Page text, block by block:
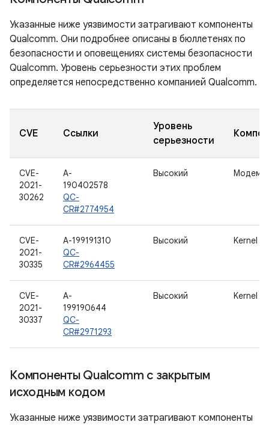
Указанные ниже уязвимости затрагивают компоненты
Qualcomm. Они подробнее описаны в бюллетенях по
безопасности и оповещениях системы безопасности
Qualcomm. Уровень серьезности этих проблем
определяется непосредственно компанией Qualcomm.
CVE Ссылки
Уровень
серьезности
CVE-
2021-
30262
A-
190402578
QC-
CR#2774954
Высокий Модем
CVE-
2021-
30335
A-199191310
QC-
CR#2964455
Высокий Kernel
CVE-
2021-
30337
A-
199190644
QC-
CR#2971293
Высокий Kernel
Компоненты Qualcomm с закрытым
исходным кодом
Указанные ниже уязвимости затрагивают компоненты